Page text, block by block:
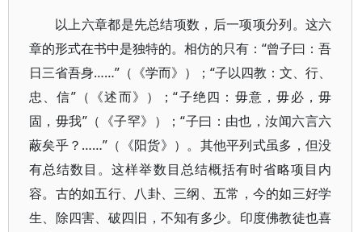
以上六章都是先总结项数，后一项项分列。这六
章的形式在书中是独特的。相仿的只有：“曾子曰：吾
日三省吾身……”（《学而》）；“子以四教：文、行、
忠、信”（《述而》）；“子绝四：毋意，毋必，毋
固，毋我”（《子罕》）；“子曰：由也，汝闻六言六
蔽矣乎？……”（《阳货》）。其他平列式虽多，但没
有总结数目。这样举数目总结概括有时省略项目内
容。古的如五行、八卦、三纲、五常，今的如三好学
生、除四害、破四旧，不知有多少。印度佛教徒也喜